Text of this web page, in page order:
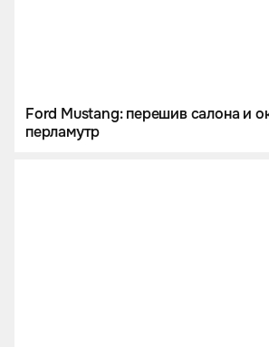
Ford Mustang: перешив салона и
перламутр